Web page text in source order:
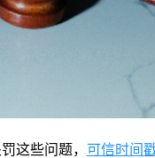
这些问题， 可信时间